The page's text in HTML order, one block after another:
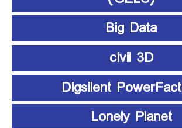
Big Data
civil 3D
Digsilent
Lonely Planet